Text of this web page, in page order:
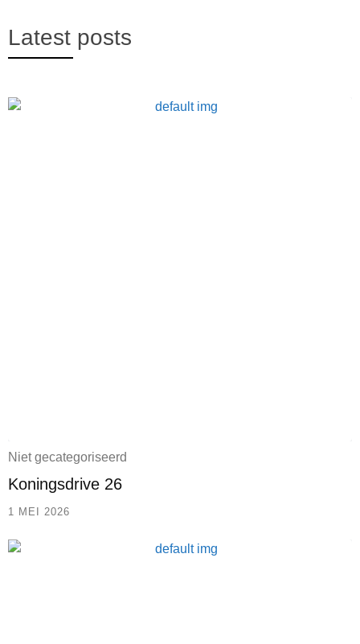
Latest posts
Niet gecategoriseerd
Koningsdrive 26
1 MEI 2026